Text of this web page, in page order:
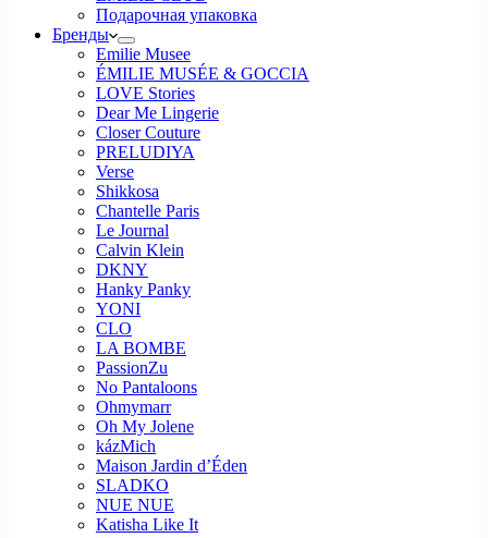
Подарочная упаковка
Бренды
Emilie Musee
ÉMILIE MUSÉE & GOCCIA
LOVE Stories
Dear Me Lingerie
Closer Couture
PRELUDIYA
Verse
Shikkosa
Chantelle Paris
Le Journal
Calvin Klein
DKNY
Hanky Panky
YONI
CLO
LA BOMBE
PassionZu
No Pantaloons
Ohmymarr
Oh My Jolene
kázMich
Maison Jardin d’Éden
SLADKO
NUE NUE
Katisha Like It